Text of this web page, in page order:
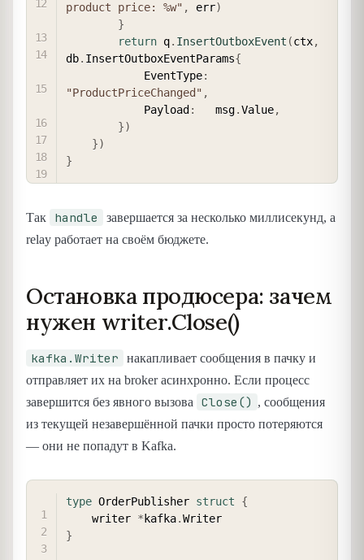
product price: %w" , err)
}
return q. InsertOutboxEvent (ctx,
db. InsertOutboxEventParams{
            EventType
:
"ProductPriceChanged" ,
            Payload
:
   msg
.Value,
})
})
}
Так handle
завершается за несколько миллисекунд, а
relay работает на своём бюджете.
Остановка продюсера: зачем
нужен writer.Close()
kafka.Writer
накапливает сообщения в пачку и
отправляет их на broker асинхронно. Если процесс
завершится без явного вызова
Close() , сообщения
из текущей незавершённой пачки просто потеряются
— они не попадут в Kafka.
type OrderPublisher struct
{
    writer
* kafka.
}